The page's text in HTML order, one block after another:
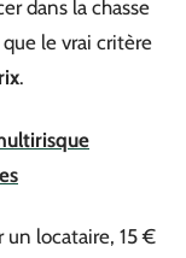
dans la chasse
le vrai critère
.
locataire, 15 €